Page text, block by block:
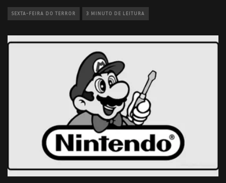
SEXTA-FEIRA DO TERROR 3 MINUTO DE LEITURA